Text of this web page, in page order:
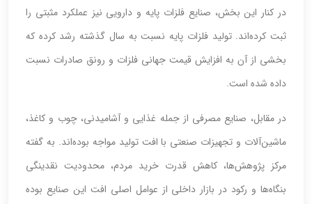
در کنار این بخش، صنایع فلزات پایه و دارویی نیز عملکرد مثبتی را
ثبت کرده‌اند. تولید فلزات پایه نسبت به سال گذشته رشد کرده که
بخشی از آن به افزایش قیمت جهانی فلزات و رونق صادرات نسبت
داده شده است.
در مقابل، صنایع مصرفی از جمله غذایی و آشامیدنی، چوب و کاغذ،
ماشین‌آلات و تجهیزات صنعتی با افت تولید مواجه بوده‌اند. به گفته
مرکز پژوهش‌ها، کاهش قدرت خرید مردم، محدودیت نقدینگی
بنگاه‌ها و رکود در بازار داخلی از عوامل اصلی افت این صنایع بوده